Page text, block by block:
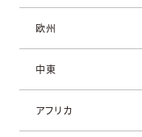
欧州
中東
アフリカ